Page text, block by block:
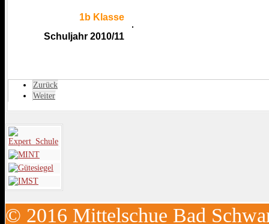
1b Klasse
Schuljahr 2010/11
Zurück
Weiter
© 2016 Mittelschue Bad